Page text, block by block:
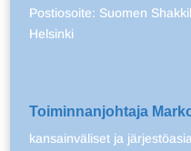
Postiosoite: Suomen
Helsinki
Toiminnanjohtaja
kansainväliset ja